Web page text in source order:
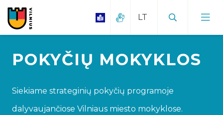
POKYČIŲ MOKYKLOS
Siekiame strateginių pokyčių programoje
dalyvaujančiose Vilniaus miesto mokyklose.